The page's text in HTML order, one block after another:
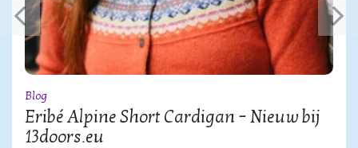
Blog
Eribé Alpine Short Cardigan – Nieuw bij
13doors.eu